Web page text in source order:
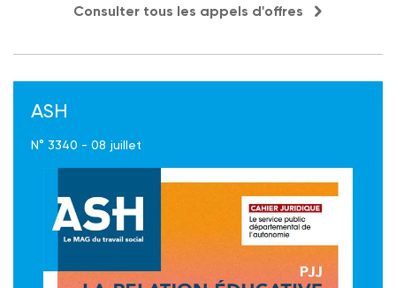
Consulter tous les appels d'offres
ASH
N° 3340 - 08 juillet